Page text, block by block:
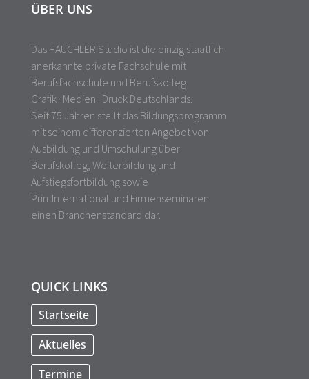
ÜBER UNS
Das HAUCHLER Studio ist die einzig staatlich
anerkannte private Fachschule mit
Berufsfachschule und Berufskolleg
Grafik · Medien · Druck Deutschlands.
Seit 75 Jahren stellt das Bildungsprogramm
mit seinem differenzierten Angebot von
Ausbildung und Umschulung über
Berufskolleg, Weiterbildung und
Aufstiegsfortbildung sowie
PrintInternational und Firmenseminaren
einen Branchenstandard dar.
QUICK LINKS
Startseite
Aktuelles
Termine